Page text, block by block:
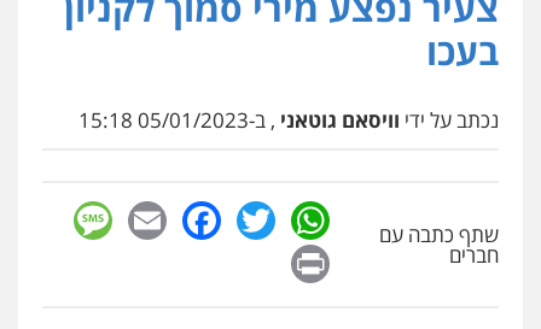
פלילי כלכלי צווארון לבן עורכי דין לענייני
0547780927
עו"ד אסף גונן
בעכו
נכתב על ידי וויסאם גוטאני , ב-05/01/2023 15:18
שתף כתבה עם
חברים
WhatsApp
Twitter
Facebook
Email
פלילי משפט פלילי
קורל קרוז – עורך דין פלילי
משפט פלילי
0545437431